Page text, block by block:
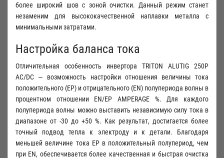
более широкий шов с зоной очистки. Данный режим станет
незаменим для высококачественной наплавки металла с
минимальными затратами.
Настройка баланса тока
Отличительная особенность инвертора TRITON ALUTIG 250Р
AC/DC — возможность настройки отношения величины тока
положительного (EP) и отрицательного (EN) полупериода волны в
процентном отношении EN/EP AMPERAGE %. Для каждого
полупериода волны можно выставить независимую силу тока в
диапазоне от -30 до +50 %. Как результат, достигается более
точный подвод тепла к электроду и к детали. Благодаря
меньшей величине тока EP в положительный полупериод, чем
при EN, обеспечивается более качественная и быстрая очистка